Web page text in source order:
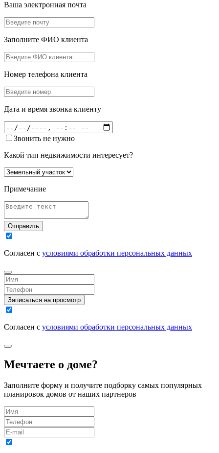
Ваша электронная почта
Заполните ФИО клиента
Номер телефона клиента
Дата и время звонка клиенту
Звонить не нужно
Какой тип недвижимости интересует?
Примечание
Отправить
Согласен с условиями обработки персональных данных
Записаться на просмотр
Согласен с условиями обработки персональных данных
Мечтаете о доме?
Заполните форму и получите подборку самых популярных
планировок домов от наших партнеров